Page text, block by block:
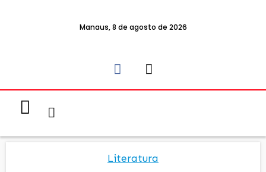
Manaus, 8 de agosto de 2026
Literatura